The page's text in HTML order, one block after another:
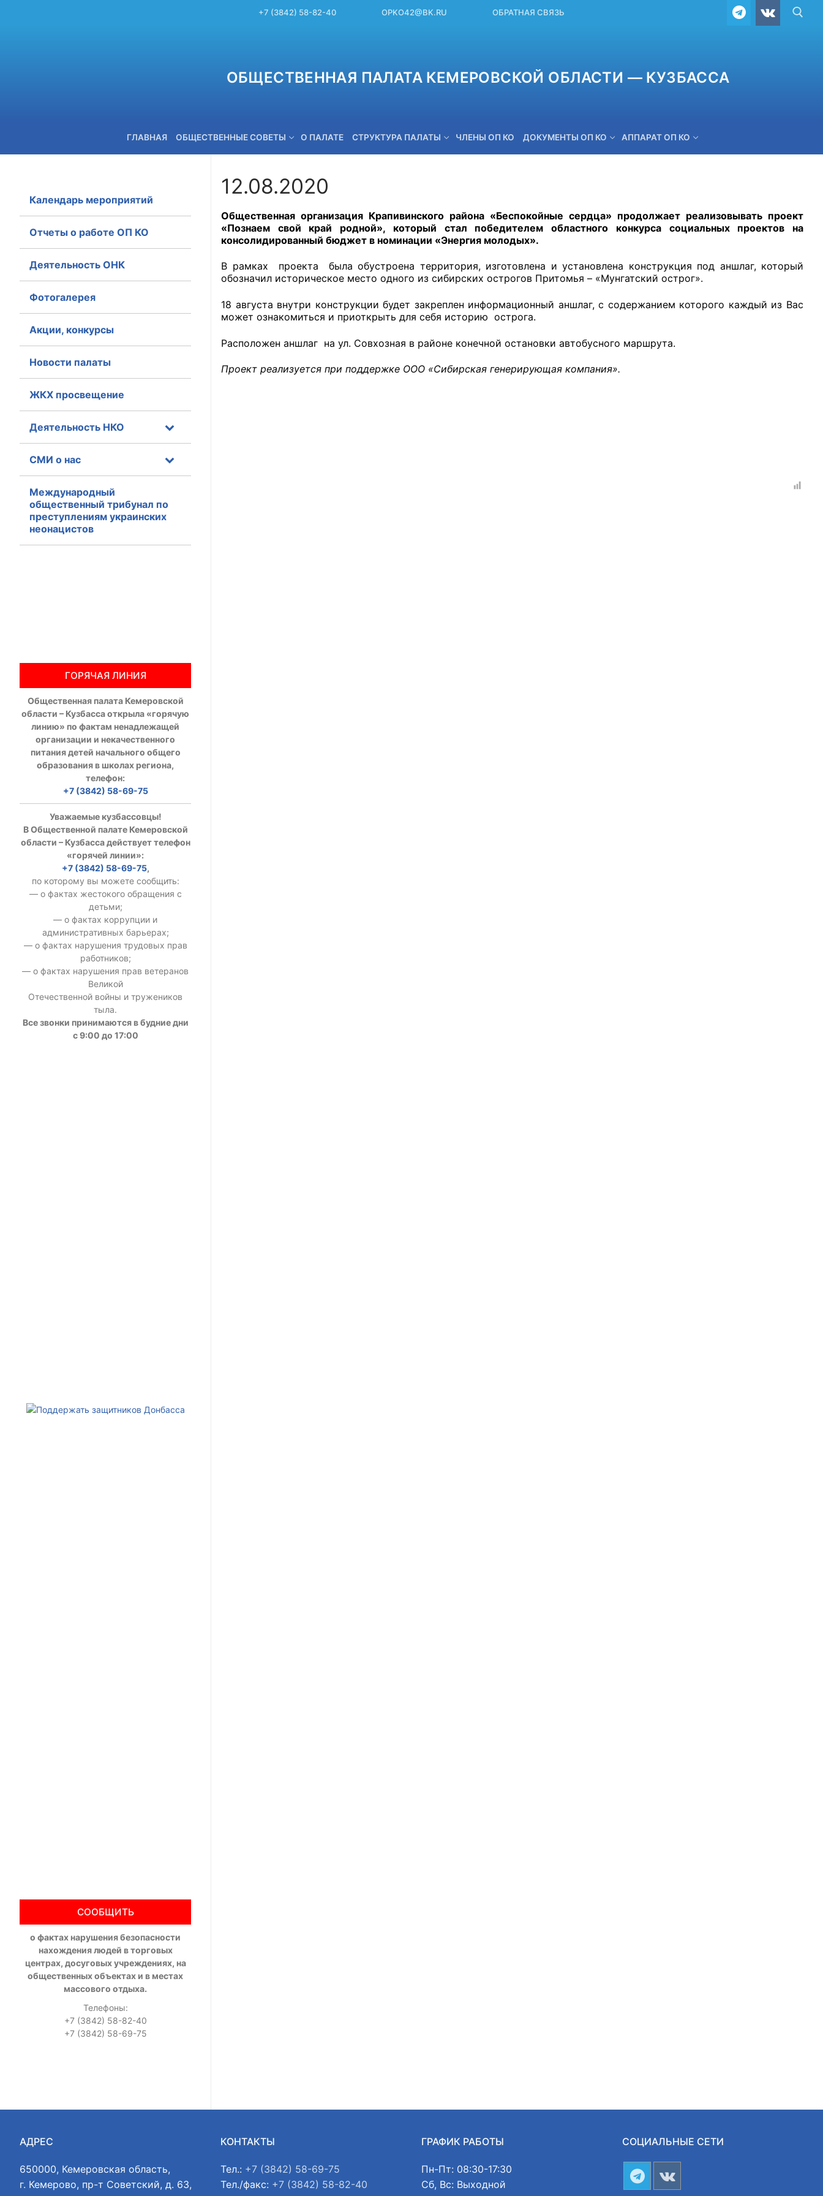
+7 (3842) 58-82-40 OPKO42@BK.RU ОБРАТНАЯ СВЯЗЬ
ОБЩЕСТВЕННАЯ ПАЛАТА КЕМЕРОВСКОЙ ОБЛАСТИ — КУЗБАССА
ГЛАВНАЯ ОБЩЕСТВЕННЫЕ СОВЕТЫ О ПАЛАТЕ СТРУКТУРА ПАЛАТЫ ЧЛЕНЫ ОП КО ДОКУМЕНТЫ ОП КО АППАРАТ ОП КО
+7 (3842) 58-82-40 OPKO42@BK.RU ОБРАТНАЯ СВЯЗЬ
Главная
Общественные советы при территориальных органах федеральных органов
исполнительной власти
12.08.2020
Общественная организация Крапивинского района «Беспокойные сердца» продолжает реализовывать проект
«Познаем свой край родной», который стал победителем областного конкурса социальных проектов на
консолидированный бюджет в номинации «Энергия молодых».
В рамках проекта была обустроена территория, изготовлена и установлена конструкция под аншлаг, который
обозначил историческое место одного из сибирских острогов Притомья – «Мунгатский острог».
18 августа внутри конструкции будет закреплен информационный аншлаг, с содержанием которого каждый из Вас
может ознакомиться и приоткрыть для себя историю острога.
Расположен аншлаг на ул. Совхозная в районе конечной остановки автобусного маршрута.
Проект реализуется при поддержке ООО «Сибирская генерирующая компания».
Календарь мероприятий
Отчеты о работе ОП КО
Деятельность ОНК
Фотогалерея
Акции, конкурсы
Новости палаты
ЖКХ просвещение
Деятельность НКО
СМИ о нас
Международный
общественный трибунал по
преступлениям украинских
неонацистов
ГОРЯЧАЯ ЛИНИЯ
Общественная палата Кемеровской
области – Кузбасса открыла «горячую
линию» по фактам ненадлежащей
организации и некачественного
питания детей начального общего
образования в школах региона,
телефон:
+7 (3842) 58-69-75
Уважаемые кузбассовцы!
В Общественной палате Кемеровской
области – Кузбасса действует телефон
«горячей линии»:
+7 (3842) 58-69-75,
по которому вы можете сообщить:
— о фактах жестокого обращения с
детьми;
— о фактах коррупции и
административных барьерах;
— о фактах нарушения трудовых прав
работников;
— о фактах нарушения прав ветеранов
Великой
Отечественной войны и тружеников
тыла.
Все звонки принимаются в будние дни
с 9:00 до 17:00
СООБЩИТЬ
о фактах нарушения безопасности
нахождения людей в торговых
центрах, досуговых учреждениях, на
общественных объектах и в местах
массового отдыха.
Телефоны:
+7 (3842) 58-82-40
+7 (3842) 58-69-75
АДРЕС
650000, Кемеровская область,
г. Кемерово, пр-т Советский, д. 63,
КОНТАКТЫ
Тел.: +7 (3842) 58-69-75
Тел./факс: +7 (3842) 58-82-40
ГРАФИК РАБОТЫ
Пн-Пт: 08:30-17:30
Сб, Вс: Выходной
СОЦИАЛЬНЫЕ СЕТИ